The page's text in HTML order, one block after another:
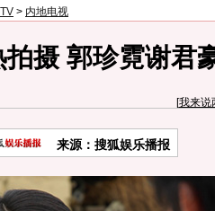
> 内地电视
拍摄 郭珍霓谢君
[我来说
来源：搜狐娱乐播报